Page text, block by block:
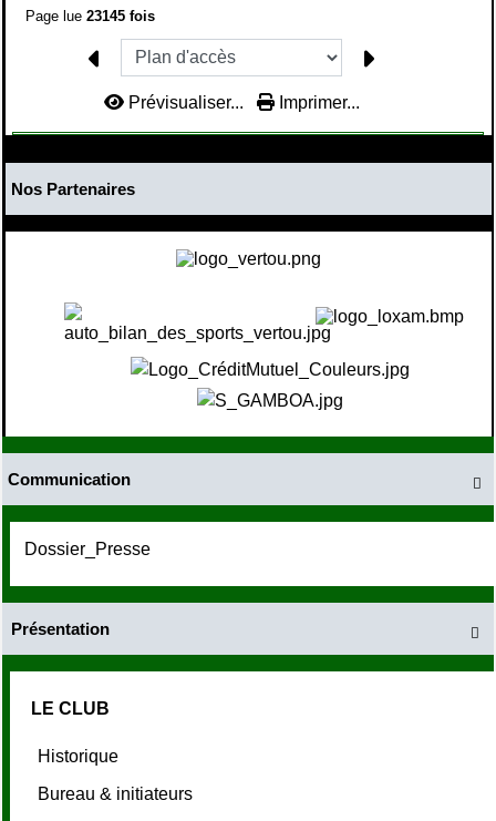

Communication
Dossier_Presse

Présentation
LE CLUB
Historique
Bureau & initiateurs
Page lue 23145 fois
Prévisualiser... Imprimer...
Nos Partenaires